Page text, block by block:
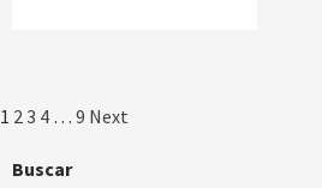
Paginación
de
1 23 4 … 9 Next
Buscar